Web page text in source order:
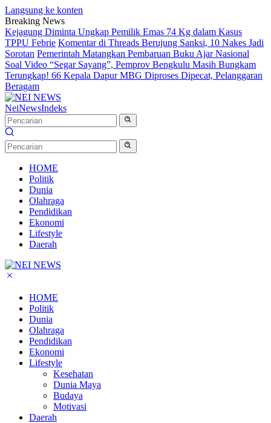
Langsung ke konten
Breaking News
Kejagung Diminta Ungkap Pemilik Emas 74 Kg dalam Kasus
TPPU Febrie Komentar di Threads Berujung Sanksi, 10 Nakes Jadi
Sorotan Pemerintah Matangkan Pembaruan Buku Ajar Nasional
Soal Video “Segar Sayang”, Pemprov Bengkulu Masih Bungkam
Terungkap! 66 Kepala Dapur MBG Diproses Dipecat, Pelanggaran
Beragam
NeiNewsIndeks
HOME
Politik
Dunia
Olahraga
Pendidikan
Ekonomi
Lifestyle
Daerah
HOME
Politik
Dunia
Olahraga
Pendidikan
Ekonomi
Lifestyle
Kesehatan
Dunia Maya
Budaya
Motivasi
Daerah